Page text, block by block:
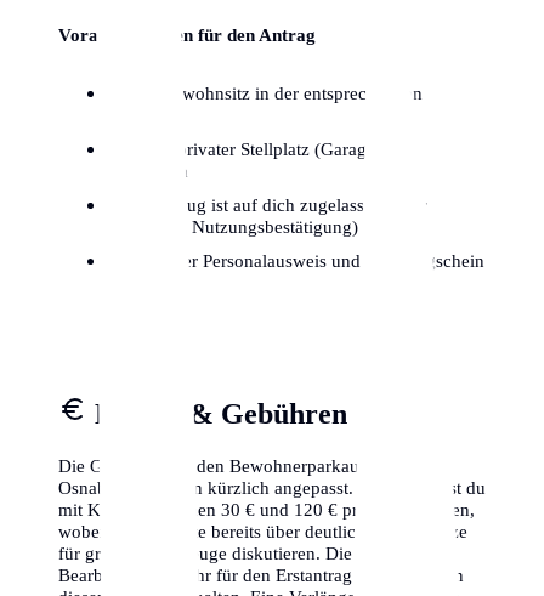
Voraussetzungen für den Antrag
Hauptwohnsitz in der entsprechenden
Kein privater Stellplatz (Garage/Hof)
vorhanden
Fahrzeug ist auf dich zugelassen (oder
dauerhafte Nutzungsbestätigung)
Gültiger Personalausweis und Fahrzeugschein
Kosten & Gebühren
Die Gebühren für den Bewohnerparkausweis in
Osnabrück wurden kürzlich angepasst. Aktuell musst du
mit Kosten zwischen 30 € und 120 € pro Jahr rechnen,
wobei einige Städte bereits über deutlich höhere Sätze
für größere Fahrzeuge diskutieren. Die
Bearbeitungsgebühr für den Erstantrag ist meistens in